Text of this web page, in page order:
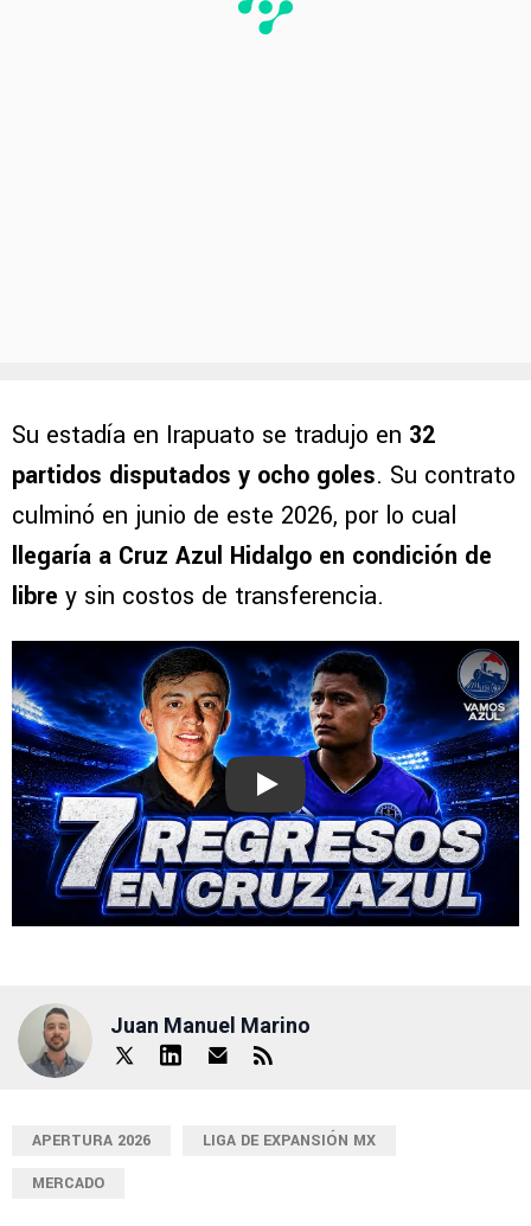
Su estadía en Irapuato se tradujo en 32
partidos disputados y ocho goles. Su contrato
culminó en junio de este 2026, por lo cual
llegaría a Cruz Azul Hidalgo en condición de
libre y sin costos de transferencia.
Play
Juan Manuel Marino
APERTURA 2026
LIGA DE EXPANSIÓN MX
MERCADO